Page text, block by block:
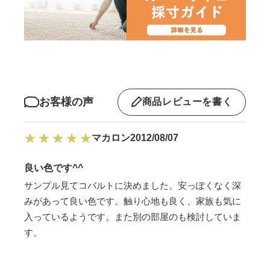
お客様の声 商品レビューを書く
マカロン2012/08/07
良い色です^^
サンプル見てコバルトに決めました。安っぽくなく深
みがあって良い色です。触り心地も良く、家族も気に
入っているようです。また別の部屋のも検討していま
す。